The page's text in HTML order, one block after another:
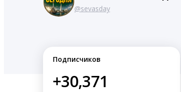
@sevasday
Подписчиков
+30,371